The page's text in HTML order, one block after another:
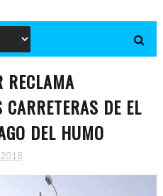
RECLAMA
DE EL
DEL HUMO